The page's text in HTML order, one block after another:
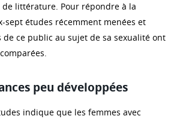
de littérature. Pour répondre à la
sept études récemment menées et
ce public au sujet de sa sexualité ont
peu développées
indique que les femmes avec